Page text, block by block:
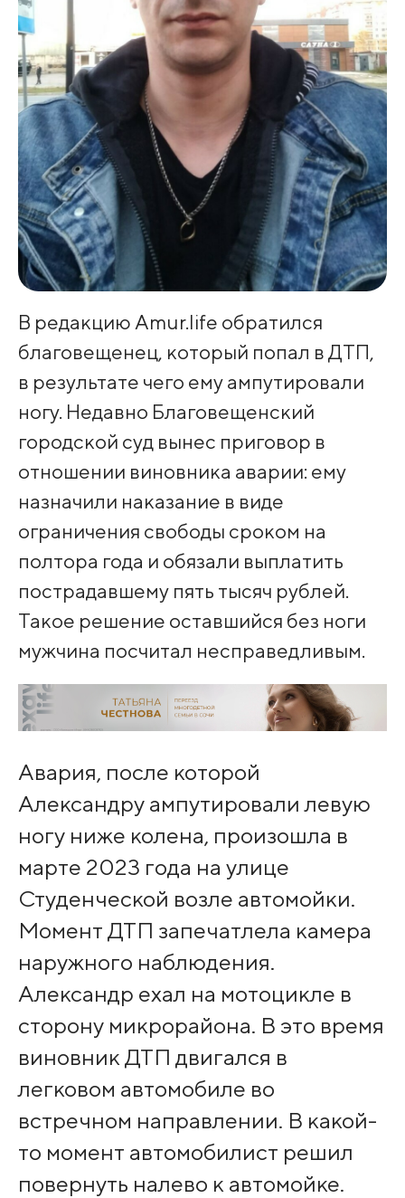
В редакцию Amur.life обратился
благовещенец, который попал в ДТП,
в результате чего ему ампутировали
ногу. Недавно Благовещенский
городской суд вынес приговор в
отношении виновника аварии: ему
назначили наказание в виде
ограничения свободы сроком на
полтора года и обязали выплатить
пострадавшему пять тысяч рублей.
Такое решение оставшийся без ноги
мужчина посчитал несправедливым.
Авария, после которой
Александру ампутировали левую
ногу ниже колена, произошла в
марте 2023 года на улице
Студенческой возле автомойки.
Момент ДТП запечатлела камера
наружного наблюдения.
Александр ехал на мотоцикле в
сторону микрорайона. В это время
виновник ДТП двигался в
легковом автомобиле во
встречном направлении. В какой-
то момент автомобилист решил
повернуть налево к автомойке.